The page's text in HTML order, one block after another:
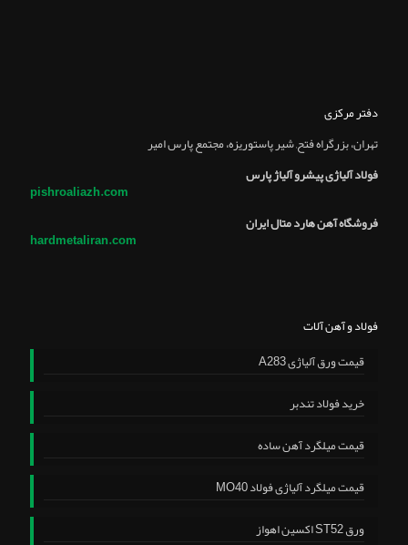
دفتر مرکزی
تهران، بزرگراه فتح, شير پاستوريزه، مجتمع پارس امير
فولاد آلیاژی پیشرو آلیاژ پارس
pishroaliazh.com
فروشگاه آهن هارد متال ایران
hardmetaliran.com
فولاد و آهن آلات
قیمت ورق آلیاژی A283
خرید فولاد تندبر
قیمت میلگرد آهن ساده
قیمت میلگرد آلیاژی فولاد MO40
ورق ST52 اکسین اهواز